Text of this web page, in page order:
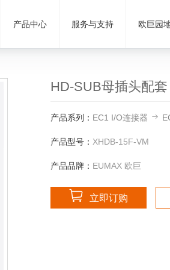
产品中心 服务与支持 欧巨园
HD-SUB母插头配
产品系列： EC1 I/O连接器
产品型号： XHDB-15F-VM
产品品牌： EUMAX 欧巨
立即订购